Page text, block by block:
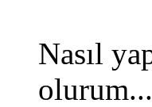
Nasıl
olurum...